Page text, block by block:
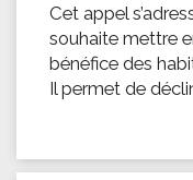
Cet appel
souhaite mettre
bénéfice des
Il permet de